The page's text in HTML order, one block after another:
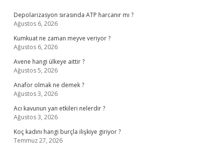
Depolarizasyon sırasında ATP harcanır mı ?
Ağustos 6, 2026
Kumkuat ne zaman meyve veriyor ?
Ağustos 6, 2026
Avene hangi ülkeye aittir ?
Ağustos 5, 2026
Anafor olmak ne demek ?
Ağustos 3, 2026
Acı kavunun yan etkileri nelerdir ?
Ağustos 3, 2026
Koç kadını hangi burçla ilişkiye giriyor ?
Temmuz 27, 2026